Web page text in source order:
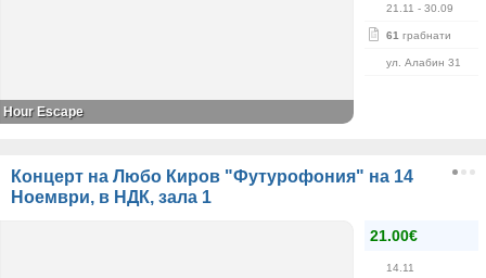
21.11 - 30.09
61 грабнати
ул. Алабин 31
Hour Escape
Концерт на Любо Киров "Футурофония" на 14
Ноември, в НДК, зала 1
21.00€
14.11